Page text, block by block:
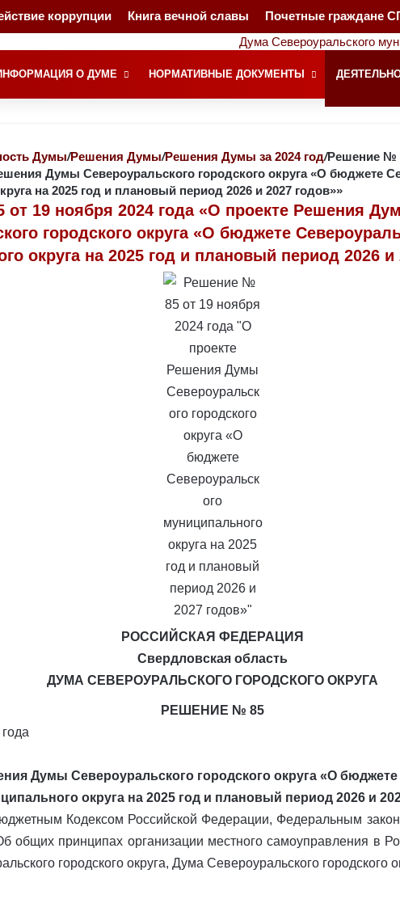
коррупции Книга вечной славы Почетные граждане
О ДУМЕ НОРМАТИВНЫЕ ДОКУМЕНТЫ
Думы/Решения Думы/Решения Думы за 2024 год/Решение №
Думы Североуральского городского округа «О бюджете
на 2025 год и плановый период 2026 и 2027 годов»»
19 ноября 2024 года «О проекте Решения
городского округа «О бюджете
округа на 2025 год и плановый период 2026 и
РОССИЙСКАЯ ФЕДЕРАЦИЯ
Свердловская область
ДУМА СЕВЕРОУРАЛЬСКОГО ГОРОДСКОГО ОКРУГА
РЕШЕНИЕ № 85
Думы Североуральского городского округа «О
округа на 2025 год и плановый период 2026 и
Кодексом Российской Федерации, Федеральным
общих принципах организации местного самоуправления в
городского округа, Дума Североуральского городского